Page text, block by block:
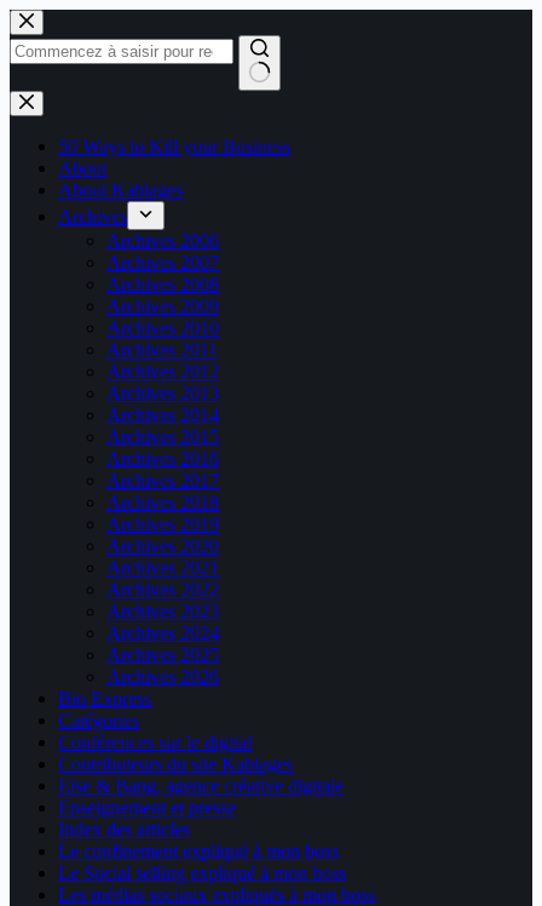
Passer
au
contenu
Aucun
résultat
50 Ways to Kill your Business
About
About Kablages
Archives
Archives 2006
Archives 2007
Archives 2008
Archives 2009
Archives 2010
Archives 2011
Archives 2012
Archives 2013
Archives 2014
Archives 2015
Archives 2016
Archives 2017
Archives 2018
Archives 2019
Archives 2020
Archives 2021
Archives 2022
Archives 2023
Archives 2024
Archives 2025
Archives 2026
Bio Express
Catégories
Conférences sur le digital
Contributeurs du site Kablages
Else & Bang, agence créative digitale
Enseignement et presse
Index des articles
Le confinement expliqué à mon boss
Le Social selling expliqué à mon boss
Les médias sociaux expliqués à mon boss